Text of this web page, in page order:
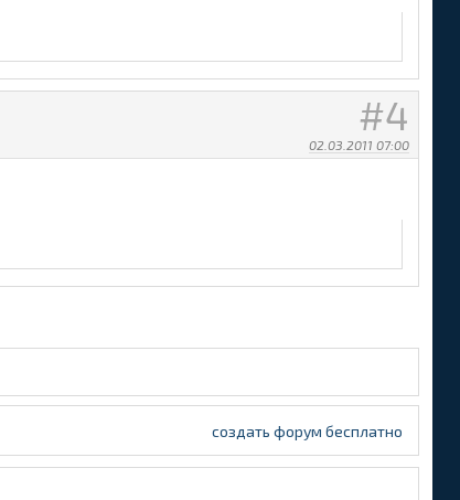
4
02.03.2011 07:00
создать форум бесплатно